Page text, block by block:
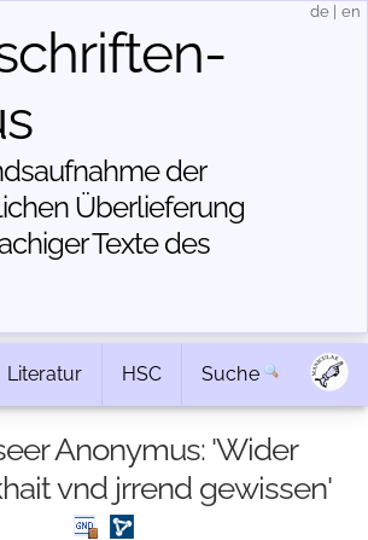
der
Über­lieferung
Texte des
de en
Literatur HSC Suche
Anonymus: 'Wider
vnd jrrend gewissen'